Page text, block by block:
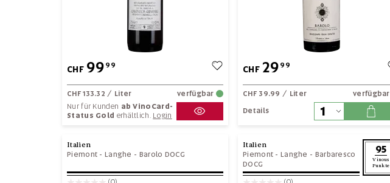
CHF 9999
CHF 133.32 / Liter
verfügbar
Nur für Kunden ab VinoCard-
Status Gold erhältlich. Login
CHF 2999
CHF 39.99 / Liter
verfügbar
Details
Italien
Piemont - Langhe - Barolo DOCG
Italien
Piemont - Langhe - Barbaresco
DOCG
95
Vinous
Punkte